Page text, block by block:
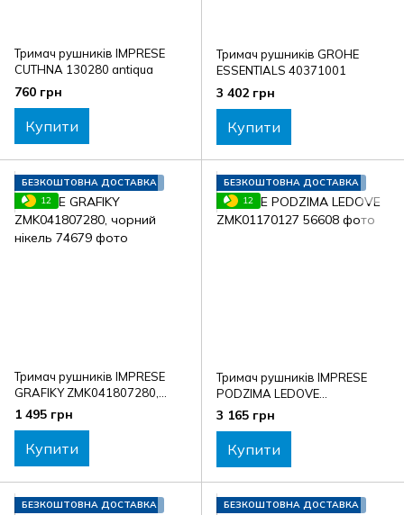
Тримач рушників IMPRESE
CUTHNA 130280 antiqua
760 грн
Купити
Тримач рушників GROHE
ESSENTIALS 40371001
3 402 грн
Купити
БЕЗКОШТОВНА ДОСТАВКА
12
Тримач рушників IMPRESE
GRAFIKY ZMK041807280,
чорний нікель
1 495 грн
Купити
БЕЗКОШТОВНА ДОСТАВКА
12
Тримач рушників IMPRESE
PODZIMA LEDOVE
ZMK01170127
3 165 грн
Купити
БЕЗКОШТОВНА ДОСТАВКА
БЕЗКОШТОВНА ДОСТАВКА